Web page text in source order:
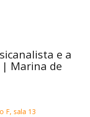
e a
| Marina de
F, sala 13